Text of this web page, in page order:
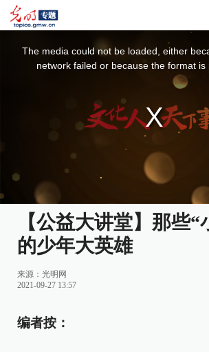
The media could not be loaded, either
network failed or because the format is
【公益大讲堂】那些“
的少年大英雄
来源： 光明网
2021-09-27 13:57
编者按：